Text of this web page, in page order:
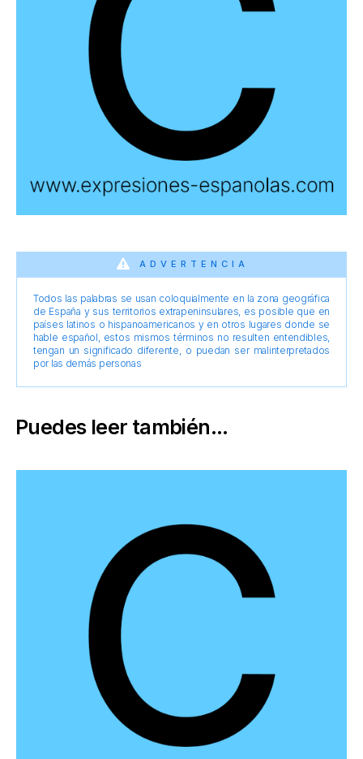
ADVERTENCIA
Todos las palabras se usan coloquialmente en la zona geográfica
de España y sus territorios extrapeninsulares, es posible que en
países latinos o hispanoamericanos y en otros lugares donde se
hable español, estos mismos términos no resulten entendibles,
tengan un significado diferente, o puedan ser malinterpretados
por las demás personas
Puedes leer también...